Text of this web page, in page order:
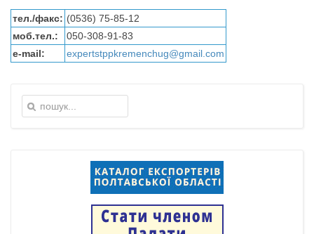
тел./факс: (0536) 75-85-12
моб.тел.:
050-308-91-83
e-mail:
expertstppkremenchug@gmail.com